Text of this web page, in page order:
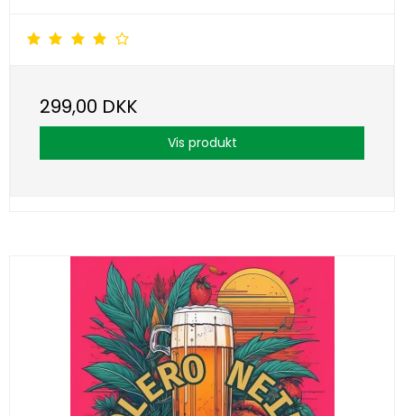
299,00 DKK
Vis produkt